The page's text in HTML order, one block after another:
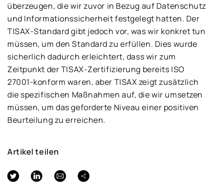
überzeugen, die wir zuvor in Bezug auf Datenschutz
und Informationssicherheit festgelegt hatten. Der
TISAX-Standard gibt jedoch vor, was wir konkret tun
müssen, um den Standard zu erfüllen. Dies wurde
sicherlich dadurch erleichtert, dass wir zum
Zeitpunkt der TISAX-Zertifizierung bereits ISO
27001-konform waren, aber TISAX zeigt zusätzlich
die spezifischen Maßnahmen auf, die wir umsetzen
müssen, um das geforderte Niveau einer positiven
Beurteilung zu erreichen.
Artikel teilen